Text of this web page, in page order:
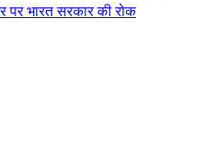
पर भारत सरकार की रोक